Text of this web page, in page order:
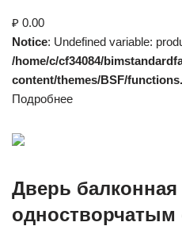
₽ 0.00
Notice: Undefined variable:
/home/c/cf34084/
content/themes/BSF/
Подробнее
Дверь балконная
одностворчатым